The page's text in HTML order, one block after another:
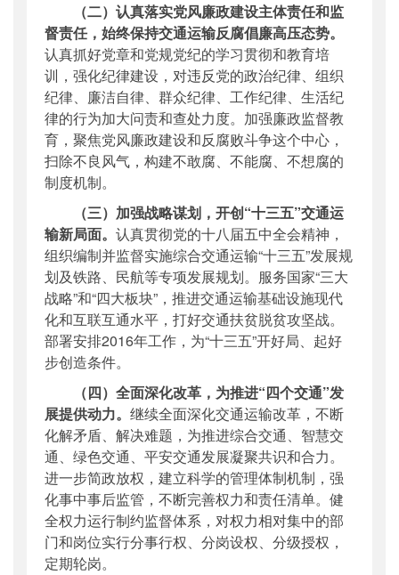
（二）认真落实党风廉政建设主体责任和监
督责任，始终保持交通运输反腐倡廉高压态势。
认真抓好党章和党规党纪的学习贯彻和教育培
训，强化纪律建设，对违反党的政治纪律、组织
纪律、廉洁自律、群众纪律、工作纪律、生活纪
律的行为加大问责和查处力度。加强廉政监督教
育，聚焦党风廉政建设和反腐败斗争这个中心，
扫除不良风气，构建不敢腐、不能腐、不想腐的
制度机制。
（三）加强战略谋划，开创“十三五”交通运
输新局面。 认真贯彻党的十八届五中全会精神，
组织编制并监督实施综合交通运输“十三五”发展规
划及铁路、民航等专项发展规划。服务国家“三大
战略”和“四大板块”，推进交通运输基础设施现代
化和互联互通水平，打好交通扶贫脱贫攻坚战。
部署安排2016年工作，为“十三五”开好局、起好
步创造条件。
（四）全面深化改革，为推进“四个交通”发
展提供动力。 继续全面深化交通运输改革，不断
化解矛盾、解决难题，为推进综合交通、智慧交
通、绿色交通、平安交通发展凝聚共识和合力。
进一步简政放权，建立科学的管理体制机制，强
化事中事后监管，不断完善权力和责任清单。健
全权力运行制约监督体系，对权力相对集中的部
门和岗位实行分事行权、分岗设权、分级授权，
定期轮岗。